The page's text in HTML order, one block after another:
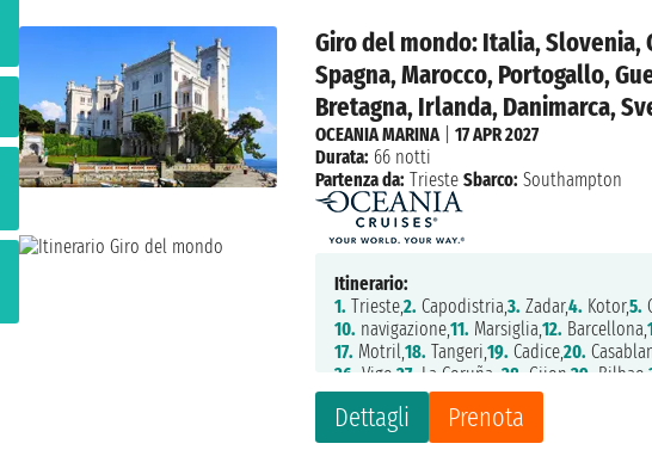
Giro del mondo: Italia, Slovenia,
Spagna, Marocco, Portogallo,
Bretagna, Irlanda, Danimarca,
Dettagli Prenota
OCEANIA MARINA|17 APR 2027
Durata: 66 notti
Partenza da: Trieste Sbarco: Southampton
Itinerario:
1. Trieste,2. Capodistria,3. Zadar,4. Kotor,5.
10. navigazione,11. Marsiglia,12. Barcellona,
17. Motril,18. Tangeri,19. Cadice,20.
26. Vigo,27. La Coruña ,28. Gijon,29. Bilbao,
34.Le Havre,35.Rotterdam,36.
41.Southampton,42.navigazione,
48.Stornoway,49.Belfast,50.